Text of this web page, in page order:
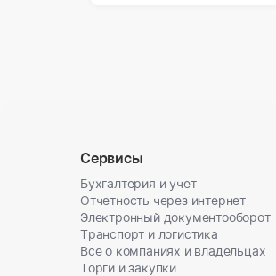
Сервисы
Бухгалтерия и учет
Отчетность через интернет
Электронный документооборот
Транспорт и логистика
Все о компаниях и владельцах
Торги и закупки